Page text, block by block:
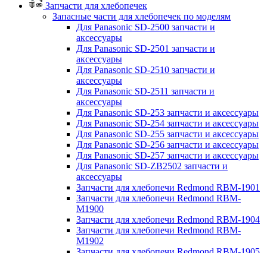
Запчасти для хлебопечек
Запасные части для хлебопечек по моделям
Для Panasonic SD-2500 запчасти и
аксессуары
Для Panasonic SD-2501 запчасти и
аксессуары
Для Panasonic SD-2510 запчасти и
аксессуары
Для Panasonic SD-2511 запчасти и
аксессуары
Для Panasonic SD-253 запчасти и аксессуары
Для Panasonic SD-254 запчасти и аксессуары
Для Panasonic SD-255 запчасти и аксессуары
Для Panasonic SD-256 запчасти и аксессуары
Для Panasonic SD-257 запчасти и аксессуары
Для Panasonic SD-ZB2502 запчасти и
аксессуары
Запчасти для хлебопечи Redmond RBM-1901
Запчасти для хлебопечи Redmond RBM-
M1900
Запчасти для хлебопечи Redmond RBM-1904
Запчасти для хлебопечи Redmond RBM-
M1902